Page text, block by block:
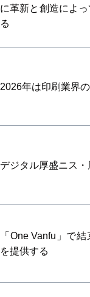
に革新と創造によ
る
2026年は印刷業界
デジタル厚盛ニス
「One Vanfu」で
を提供する